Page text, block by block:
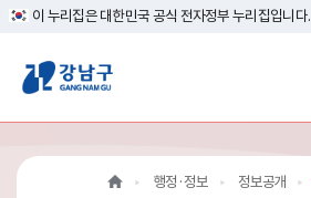
이 누리집은 대한민국 공식 전자정부 누리집입니다.
강
남
구
행정·정보 정보공개